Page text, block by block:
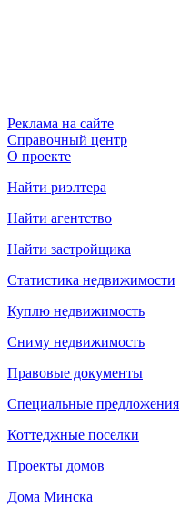
Реклама на сайте
Справочный центр
О проекте
Найти риэлтера
Найти агентство
Найти застройщика
Статистика недвижимости
Куплю недвижимость
Сниму недвижимость
Правовые документы
Специальные предложения
Коттеджные поселки
Проекты домов
Дома Минска